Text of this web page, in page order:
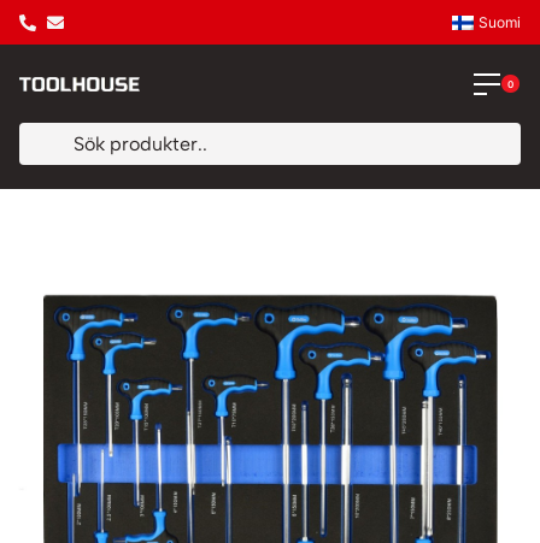
Suomi
0